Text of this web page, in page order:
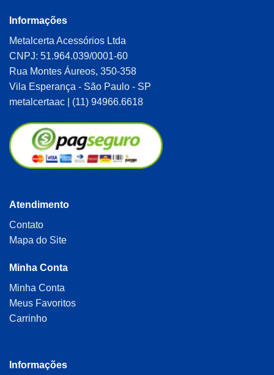
Informações
Metalcerta Acessórios Ltda
CNPJ: 51.964.039/0001-60
Rua Montes Áureos, 350-358
Vila Esperança - São Paulo - SP
metalcertaac | (11) 94966.6618
Atendimento
Contato
Mapa do Site
Minha Conta
Minha Conta
Meus Favoritos
Carrinho
Informações